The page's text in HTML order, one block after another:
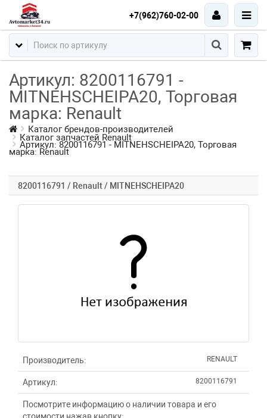
+7(962)760-02-00
Артикул: 8200116791 -
MITNEHSCHEIPA20, Торговая
марка: Renault
Каталог брендов-производителей
Каталог запчастей Renault
Артикул: 8200116791 - MITNEHSCHEIPA20, Торговая
марка: Renault
8200116791 / Renault / MITNEHSCHEIPA20
Производитель: RENAULT
Артикул: 8200116791
Посмотрите информацию о наличии товара и его